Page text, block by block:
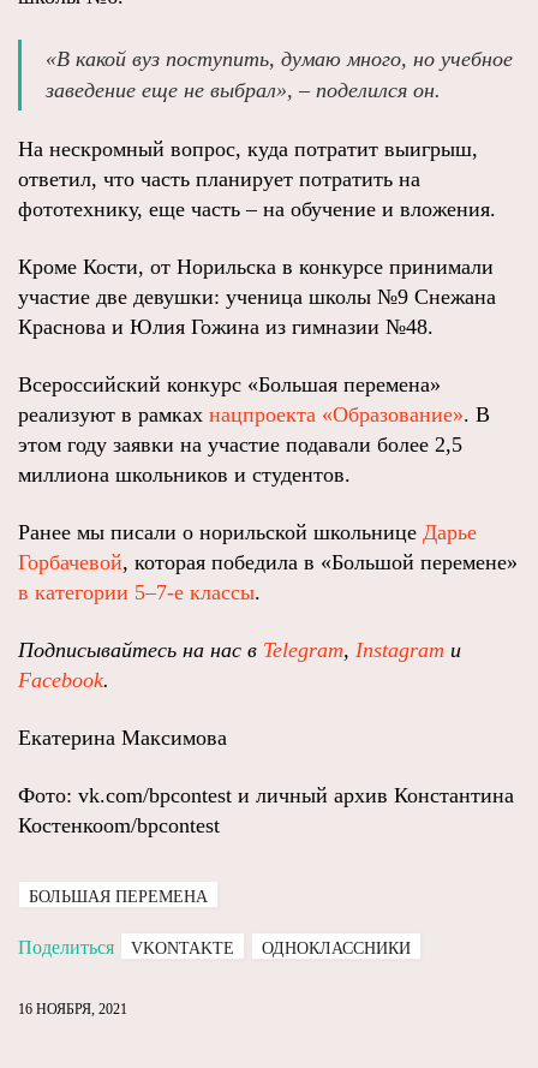
«В какой вуз поступить, думаю много, но учебное
заведение еще не выбрал», – поделился он.
На нескромный вопрос, куда потратит выигрыш,
ответил, что часть планирует потратить на
фототехнику, еще часть – на обучение и вложения.
Кроме Кости, от Норильска в конкурсе принимали
участие две девушки: ученица школы №9 Снежана
Краснова и Юлия Гожина из гимназии №48.
Всероссийский конкурс «Большая перемена»
реализуют в рамках нацпроекта «Образование». В
этом году заявки на участие подавали более 2,5
миллиона школьников и студентов.
Ранее мы писали о норильской школьнице Дарье
Горбачевой, которая победила в «Большой перемене»
в категории 5–7-е классы.
Подписывайтесь на нас в Telegram, Instagram и
Facebook.
Екатерина Максимова
Фото: vk.com/bpcontest и личный архив Константина
Костенкоom/bpcontest
БОЛЬШАЯ ПЕРЕМЕНА
Поделиться VKONTAKTE ОДНОКЛАССНИКИ
16 НОЯБРЯ, 2021